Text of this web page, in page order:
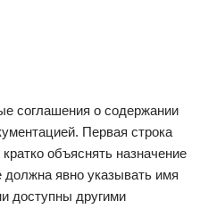
соглашения о содержании
Первая строка
объяснять назначение
должна явно указывать имя
доступны другими